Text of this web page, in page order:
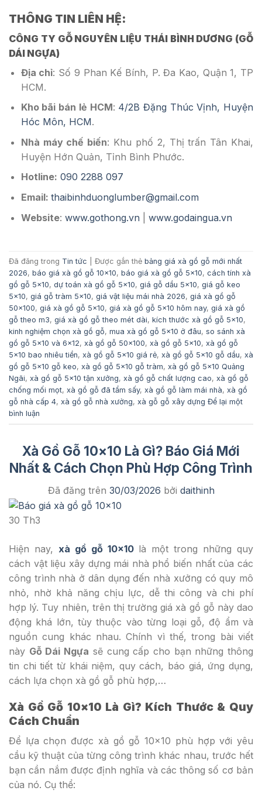
THÔNG TIN LIÊN HỆ:
CÔNG TY GỖ NGUYÊN LIỆU THÁI BÌNH DƯƠNG (GỖ
DÁI NGỰA)
Địa chỉ: Số 9 Phan Kế Bính, P. Đa Kao, Quận 1, TP
HCM.
Kho bãi bán lẻ HCM: 4/2B Đặng Thúc Vịnh, Huyện
Hóc Môn, HCM.
Nhà máy chế biến: Khu phố 2, Thị trấn Tân Khai,
Huyện Hớn Quản, Tỉnh Bình Phước.
Hotline: 090 2288 097
Email: thaibinhduonglumber@gmail.com
Website: www.gothong.vn www.godaingua.vn
Đã đăng trong Tin tức Được gắn thẻ bảng giá xà gồ gỗ mới nhất
2026, báo giá xà gồ gỗ 10x10, báo giá xà gồ gỗ 5x10, cách tính xà
gồ gỗ 5x10, dự toán xà gồ gỗ 5x10, giá gỗ dầu 5x10, giá gỗ keo
5x10, giá gỗ tràm 5x10, giá vật liệu mái nhà 2026, giá xà gồ gỗ
50x100, giá xà gồ gỗ 5x10, giá xà gồ gỗ 5x10 hôm nay, giá xà gồ
gỗ theo m3, giá xà gồ gỗ theo mét dài, kích thước xà gồ gỗ 5x10,
kinh nghiệm chọn xà gồ gỗ, mua xà gồ gỗ 5x10 ở đâu, so sánh xà
gồ gỗ 5x10 và 6x12, xà gồ gỗ 50x100, xà gồ gỗ 5x10, xà gồ gỗ
5x10 bao nhiêu tiền, xà gồ gỗ 5x10 giá rẻ, xà gồ gỗ 5x10 gỗ dầu, xà
gồ gỗ 5x10 gỗ keo, xà gồ gỗ 5x10 gỗ tràm, xà gồ gỗ 5x10 Quảng
Ngãi, xà gồ gỗ 5x10 tận xưởng, xà gồ gỗ chất lượng cao, xà gồ gỗ
chống mối mọt, xà gồ gỗ đã tẩm sấy, xà gồ gỗ làm mái nhà, xà gồ
gỗ nhà cấp 4, xà gồ gỗ nhà xưởng, xà gỗ gỗ xây dựng Để lại một
bình luận
Xà Gồ Gỗ 10×10 Là Gì? Báo Giá Mới
Nhất & Cách Chọn Phù Hợp Công Trình
Đã đăng trên 30/03/2026 bởi daithinh
30 Th3
Hiện nay, xà gồ gỗ 10×10là một trong những quy
cách vật liệu xây dựng mái nhà phổ biến nhất của các
công trình nhà ở dân dụng đến nhà xưởng có quy mô
nhỏ, nhờ khả năng chịu lực, dễ thi công và chi phí
hợp lý. Tuy nhiên, trên thị trường giá xà gồ gỗ này dao
động khá lớn, tùy thuộc vào từng loại gỗ, độ ẩm và
nguồn cung khác nhau. Chính vì thế, trong bài viết
này Gỗ Dái Ngựa sẽ cung cấp cho bạn những thông
tin chi tiết từ khái niệm, quy cách, báo giá, ứng dụng,
cách lựa chọn xà gồ gỗ phù hợp,…
Xà Gồ Gỗ 10×10 Là Gì? Kích Thước & Quy
Cách Chuẩn
Để lựa chọn được xà gồ gỗ 10×10 phù hợp với yêu
cầu kỹ thuật của từng công trình khác nhau, trước hết
bạn cần nắm được định nghĩa và các thông số cơ bản
của nó. Cụ thể: